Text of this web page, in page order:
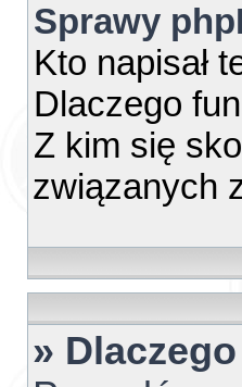
Sprawy
Kto napisał
Dlaczego
Z kim się
związanych
»